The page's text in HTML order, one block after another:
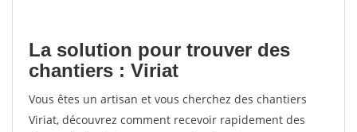
La solution pour trouver des
chantiers : Viriat
Vous êtes un artisan et vous cherchez des chantiers
Viriat, découvrez comment recevoir rapidement des